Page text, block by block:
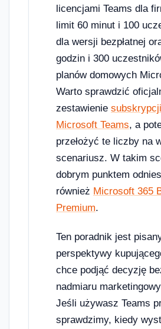
licencjami Teams dla
limit 60 minut i 100
dla wersji bezpłatnej
godzin i 300
planów domowych
Warto sprawdzić
zestawienie
Microsoft Teams, a
przełożyć te liczby na
scenariusz. W takim
dobrym punktem
również Microsoft 365
Premium.
Ten poradnik jest
perspektywy
chce podjąć decyzję
nadmiaru
Jeśli używasz Teams
sprawdzimy, kiedy